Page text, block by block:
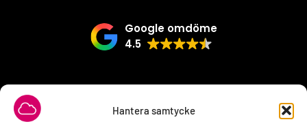
Hantera samtycke
Google omdöme
4.5